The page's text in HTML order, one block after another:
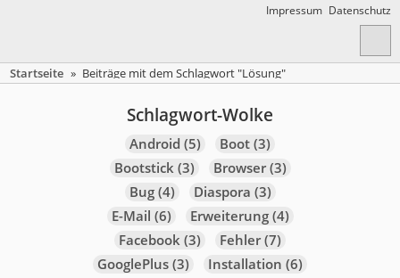
Impressum Datenschutz
Startseite » Beiträge mit dem Schlagwort "Lösung"
Schlagwort-Wolke
Android (5) Boot(3)
Bootstick(3) Browser(3)
Bug(4) Diaspora (3)
E-Mail (6) Erweiterung(4)
Facebook(3) Fehler(7)
GooglePlus(3) Installation (6)